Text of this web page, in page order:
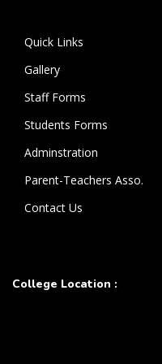
Quick Links
Gallery
Staff Forms
Students Forms
Adminstration
Parent-Teachers Asso.
Contact Us
College Location :